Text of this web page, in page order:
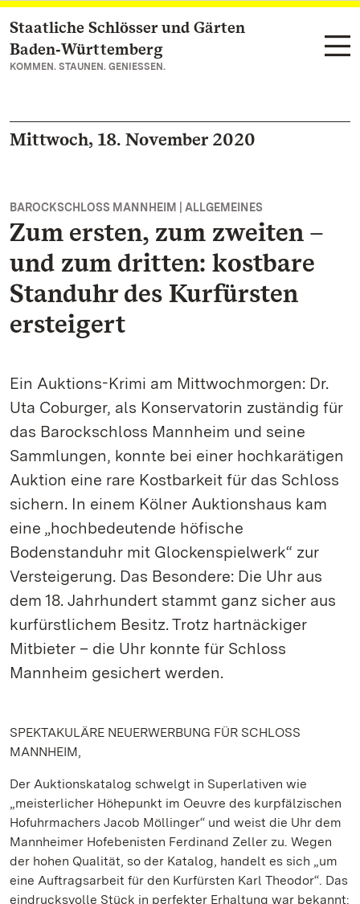
Zum Hauptinhalt springen
Staatliche Schlösser und Gärten
Baden‑Württemberg
KOMMEN. STAUNEN. GENIESSEN.
Mittwoch, 18. November 2020
BAROCKSCHLOSS MANNHEIM | ALLGEMEINES
Zum ersten, zum zweiten –
und zum dritten: kostbare
Standuhr des Kurfürsten
ersteigert
Ein Auktions-Krimi am Mittwochmorgen: Dr.
Uta Coburger, als Konservatorin zuständig für
das Barockschloss Mannheim und seine
Sammlungen, konnte bei einer hochkarätigen
Auktion eine rare Kostbarkeit für das Schloss
sichern. In einem Kölner Auktionshaus kam
eine „hochbedeutende höfische
Bodenstanduhr mit Glockenspielwerk“ zur
Versteigerung. Das Besondere: Die Uhr aus
dem 18. Jahrhundert stammt ganz sicher aus
kurfürstlichem Besitz. Trotz hartnäckiger
Mitbieter – die Uhr konnte für Schloss
Mannheim gesichert werden.
SPEKTAKULÄRE NEUERWERBUNG FÜR SCHLOSS
MANNHEIM,
Der Auktionskatalog schwelgt in Superlativen wie
„meisterlicher Höhepunkt im Oeuvre des kurpfälzischen
Hofuhrmachers Jacob Möllinger“ und weist die Uhr dem
Mannheimer Hofebenisten Ferdinand Zeller zu. Wegen
der hohen Qualität, so der Katalog, handelt es sich „um
eine Auftragsarbeit für den Kurfürsten Karl Theodor“. Das
eindrucksvolle Stück in perfekter Erhaltung war bekannt: